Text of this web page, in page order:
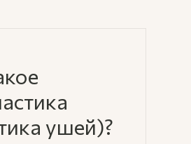
ушей)?